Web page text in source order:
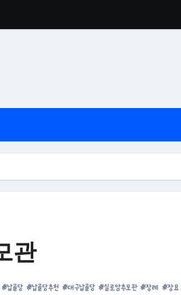
관
납골당 #납골당추천 #대구납골당 #실로암추모관#장례 #장묘